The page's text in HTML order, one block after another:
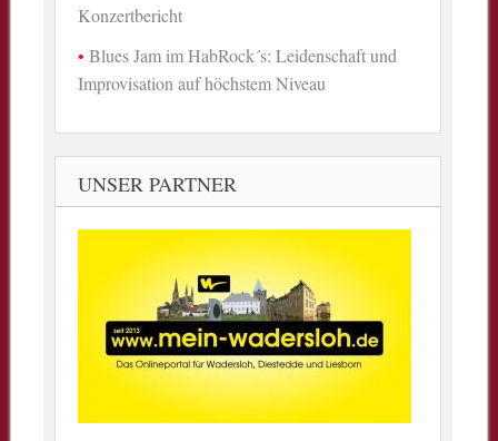
Konzertbericht
Blues Jam im HabRock´s: Leidenschaft und
Improvisation auf höchstem Niveau
UNSER PARTNER